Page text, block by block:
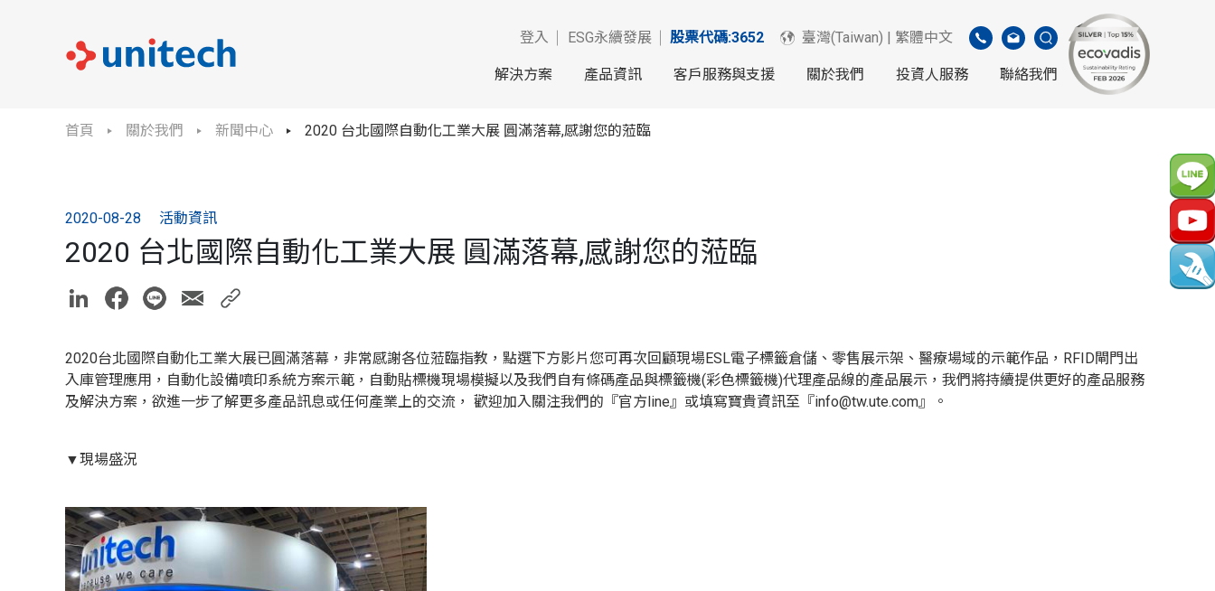
登入 ESG永續發展 股票代碼:3652 臺灣(Taiwan) | 繁體中文
解決方案 產品資訊 客戶服務與支援 關於我們 投資人服務 聯絡我們
首頁 關於我們 新聞中心 2020 台北國際自動化工業大展 圓滿落幕,感謝您的蒞臨
2020-08-28 活動資訊
2020 台北國際自動化工業大展 圓滿落幕,感謝您的蒞臨
2020台北國際自動化工業大展已圓滿落幕，非常感謝各位蒞臨指教，點選下方影片您可再次回顧現場ESL電子標籤倉儲、零售展示架、醫療場域的示範作品，RFID閘門出
入庫管理應用，自動化設備噴印系統方案示範，自動貼標機現場模擬以及我們自有條碼產品與標籤機(彩色標籤機)代理產品線的產品展示，我們將持續提供更好的產品服務
及解決方案，欲進一步了解更多產品訊息或任何產業上的交流， 歡迎加入關注我們的 『官方line』 或填寫寶貴資訊至 『info@tw.ute.com』 。
▼現場盛況